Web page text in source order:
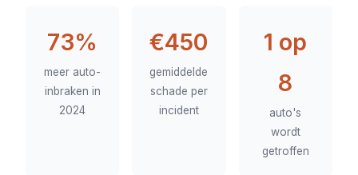
73%
meer auto-
inbraken in
2024
€450
gemiddelde
schade per
incident
1 op
8
auto's
wordt
getroffen